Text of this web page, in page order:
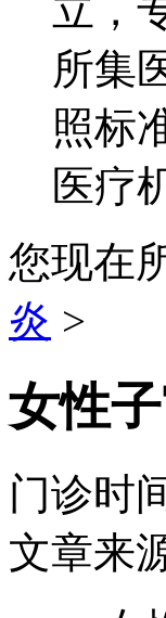
立，
所集
照标
医疗
您现在
炎 >
女性
门诊时
文章来